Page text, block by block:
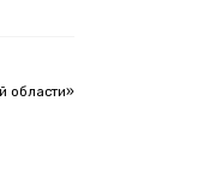
области»